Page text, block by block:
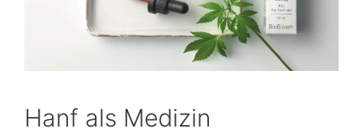
Hanf als Medizin